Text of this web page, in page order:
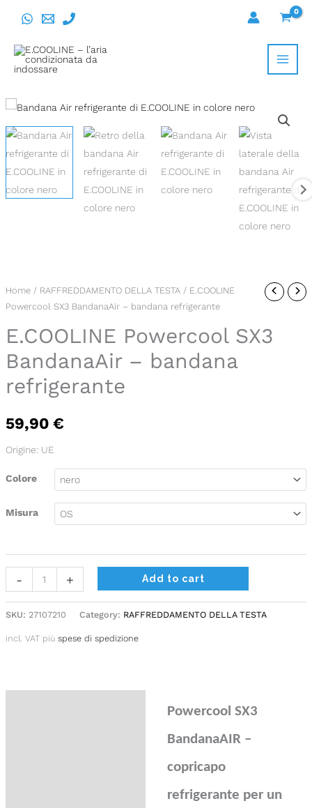
contenuto
Home/ RAFFREDDAMENTO DELLA TESTA/ E.COOLINE
Powercool SX3 BandanaAir – bandana refrigerante
E.COOLINE Powercool SX3
BandanaAir – bandana
refrigerante
59,90 €
Origine: UE
Colore
Misura
-
E.COOLINE
Powercool
SX3
BandanaAir
-
bandana
refrigerante
quantity
+ Add to cart
SKU: 27107210 Category: RAFFREDDAMENTO DELLA TESTA
incl. VAT più spese di spedizione
Powercool SX3
BandanaAIR –
copricapo
refrigerante per un